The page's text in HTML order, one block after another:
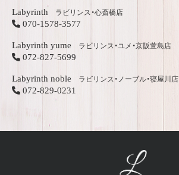
Labyrinth ラビリンス・心斎橋店
070-1578-3577
Labyrinth yume ラビリンス・ユメ・京阪萱島店
072-827-5699
Labyrinth noble ラビリンス・ノーブル・寝屋川店
072-829-0231